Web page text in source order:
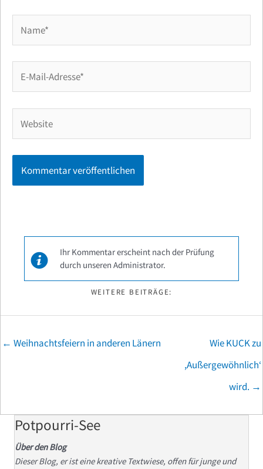
Mail-
Adresse*
Ihr Kommentar erscheint nach der Prüfung
durch unseren Administrator.
WEITERE BEITRÄGE:
Posts
← Weihnachtsfeiern in anderen Länern
Wie KUCK zu
,Außergewöhnlich‘
wird. →
Potpourri-See
Über den Blog
Dieser Blog, er ist eine kreative Textwiese, offen für junge und